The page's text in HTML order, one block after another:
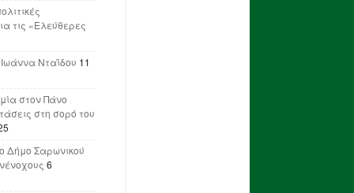
τις «Ελεύθερες
Νταΐδου 11
στον Πάνο
στη σορό του
Δήμο Σαρωνικού
6